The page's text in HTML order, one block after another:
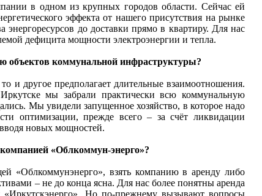
в одном из крупных городов области. Сейчас ей
эффекта от нашего присутствия на рынке
энергоресурсов до доставки прямо в квартиру. Для нас
дефицита мощности электроэнергии и тепла.
объектов коммунальной инфраструктуры?
другое предполагает длительные взаимоотношения.
мы забрали практически всю коммунальную
Мы увидели запущенное хозяйство, в которое надо
оптимизации, прежде всего – за счёт ликвидации
новых мощностей.
«Облкоммун-энерго»?
«Облкоммунэнерго», взять компанию в аренду либо
– не до конца ясна. Для нас более понятны аренда
«Иркутскэнерго». Но по-прежнему вызывают вопросы